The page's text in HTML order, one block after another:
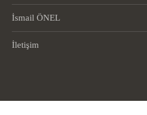
İsmail ÖNEL
İletişim